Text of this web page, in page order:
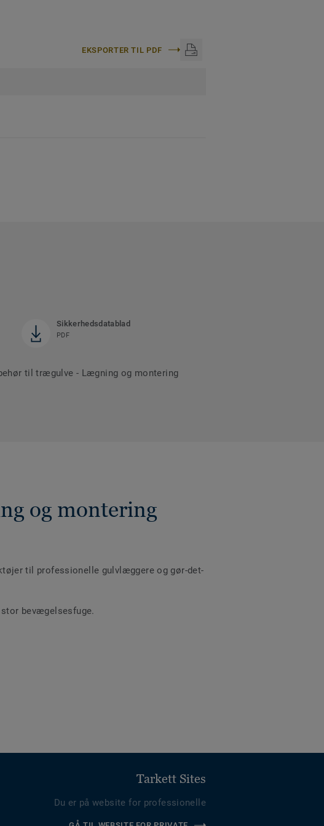
EKSPORTER TIL PDF
Sikkerhedsdatablad
PDF
til trægulve - Lægning og montering
og montering
til professionelle gulvlæggere og gør-det-
bevægelsesfuge.
Tarkett Sites
Du er på website for professionelle